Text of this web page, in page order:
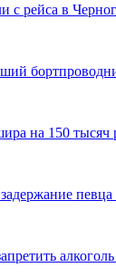
с рейса в
на 150 тысяч